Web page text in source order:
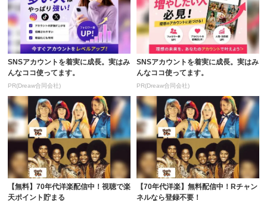
SNSアカウントを着実に成長。実はみ
んなココ使ってます。
PR(Dreaw合同会社)
SNSアカウントを着実に成長。実はみ
んなココ使ってます。
PR(Dreaw合同会社)
【無料】70年代洋楽配信中！視聴で楽
天ポイント貯まる
【70年代洋楽】無料配信中！Rチャン
ネルなら登録不要！